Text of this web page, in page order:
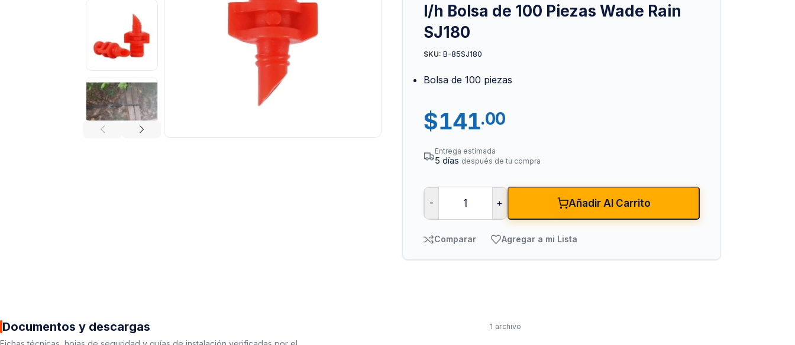
Tuberías y Conexiones
Polipropileno PPR
Bombas para Agua
l/h Bolsa de 100 Piezas Wade Rain
SJ180
SKU: B-85SJ180
Bolsa de 100 piezas
$141.00
Entrega estimada
5 días después de tu compra
- + Añadir Al Carrito
Comparar Agregar a mi Lista
Documentos y descargas 1 archivo